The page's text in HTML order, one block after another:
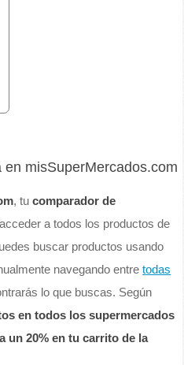
misSuperMercados.com
, tucomparador de
a todos los productos de
buscar productos usando
navegando entretodas
lo que buscas. Según
en todos los supermercados
un 20% en tu carrito de la